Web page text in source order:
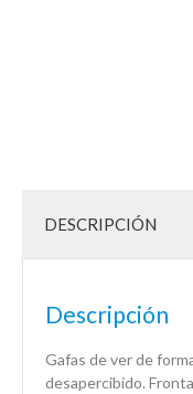
DESCRIPCIÓN
Descripción
Gafas de ver de
desapercibido.